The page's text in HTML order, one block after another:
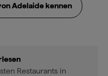
Adelaide kennen
Restaurants in